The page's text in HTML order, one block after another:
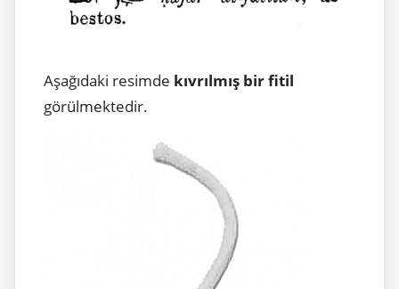
Aşağıdaki resimde kıvrılmış bir fitil
görülmektedir.